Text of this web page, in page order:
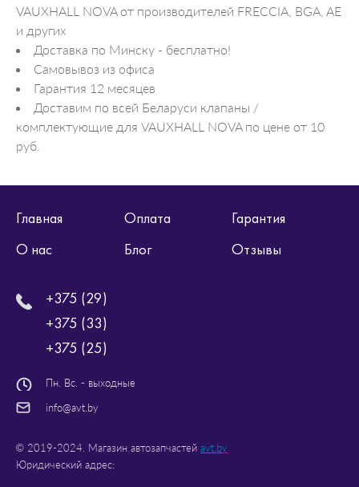
VAUXHALL NOVA от производителей FRECCIA, BGA, AE
и других
Доставка по Минску - бесплатно!
Самовывоз из офиса
Гарантия 12 месяцев
Доставим по всей Беларуси клапаны /
комплектующие для VAUXHALL NOVA по цене от 10
руб.
Главная Оплата
Гарантия
О нас
Блог Отзывы
+375 (29)
+375 (33)
+375 (25)
Пн. Вс. - выходные
info@avt.by
© 2019-2024. Магазин автозапчастей avt.by
Юридический адрес: